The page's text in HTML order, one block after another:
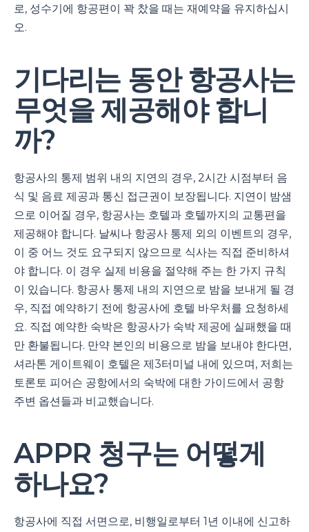
로, 성수기에 항공편이 꽉 찼을 때는 재예약을 유지하십시
오.
기다리는 동안 항공사는
무엇을 제공해야 합니
까?
항공사의 통제 범위 내의 지연의 경우, 2시간 시점부터 음
식 및 음료 제공과 통신 접근권이 보장됩니다. 지연이 밤샘
으로 이어질 경우, 항공사는 호텔과 호텔까지의 교통편을
제공해야 합니다. 날씨나 항공사 통제 외의 이벤트의 경우,
이 중 어느 것도 요구되지 않으므로 식사는 직접 준비하셔
야 합니다. 이 경우 실제 비용을 절약해 주는 한 가지 규칙
이 있습니다. 항공사 통제 내의 지연으로 밤을 보내게 될 경
우, 직접 예약하기 전에 항공사에 호텔 바우처를 요청하세
요. 직접 예약한 숙박은 항공사가 숙박 제공에 실패했을 때
만 환불됩니다. 만약 본인의 비용으로 밤을 보내야 한다면,
셔라톤 게이트웨이 호텔은 제3터미널 내에 있으며, 저희는
토론토 피어슨 공항에서의 숙박에 대한 가이드에서 공항
주변 옵션들과 비교했습니다.
APPR 청구는 어떻게
하나요?
항공사에 직접 서면으로, 비행일로부터 1년 이내에 신고하